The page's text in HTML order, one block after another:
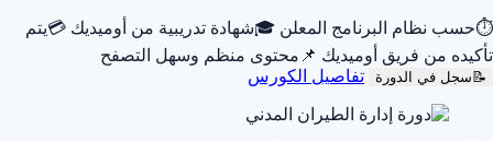
⏱حسب نظام البرنامج المعلن 🎓شهادة تدريبية من أوميديك 💳يتم
تأكيده من فريق أوميديك 📌 محتوى منظم وسهل التصفح
📝 سجل في الدورة تفاصيل الكورس